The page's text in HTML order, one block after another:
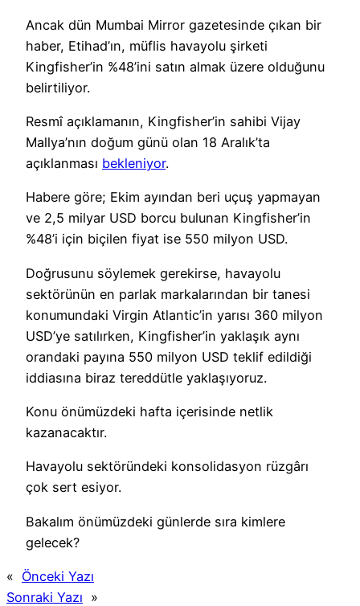
Ancak dün Mumbai Mirror gazetesinde çıkan bir
haber, Etihad’ın, müflis havayolu şirketi
Kingfisher’in %48’ini satın almak üzere olduğunu
belirtiliyor.
Resmî açıklamanın, Kingfisher’in sahibi Vijay
Mallya’nın doğum günü olan 18 Aralık’ta
açıklanması bekleniyor.
Habere göre; Ekim ayından beri uçuş yapmayan
ve 2,5 milyar USD borcu bulunan Kingfisher’in
%48’i için biçilen fiyat ise 550 milyon USD.
Doğrusunu söylemek gerekirse, havayolu
sektörünün en parlak markalarından bir tanesi
konumundaki Virgin Atlantic’in yarısı 360 milyon
USD’ye satılırken, Kingfisher’in yaklaşık aynı
orandaki payına 550 milyon USD teklif edildiği
iddiasına biraz tereddütle yaklaşıyoruz.
Konu önümüzdeki hafta içerisinde netlik
kazanacaktır.
Havayolu sektöründeki konsolidasyon rüzgârı
çok sert esiyor.
Bakalım önümüzdeki günlerde sıra kimlere
gelecek?
« Önceki Yazı
Sonraki Yazı »